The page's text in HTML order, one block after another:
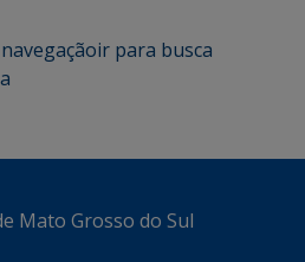
ir para busca
Mato Grosso do Sul